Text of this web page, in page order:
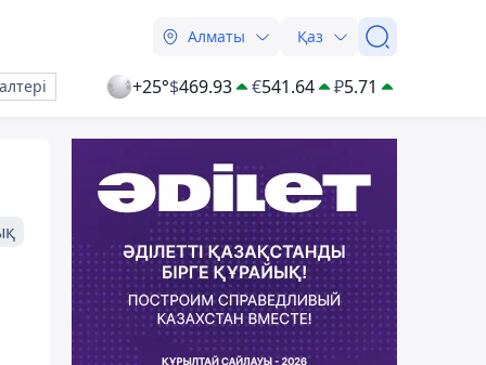
Алматы Қаз
+25°$469.93 €541.64 ₽5.71